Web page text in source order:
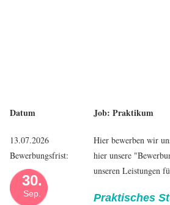
Datum Job: Praktikum
13.07.2026
Bewerbungsfrist:
30.
Sep.
Hier bewerben wir
hier unsere
unseren Leistungen
Praktisches